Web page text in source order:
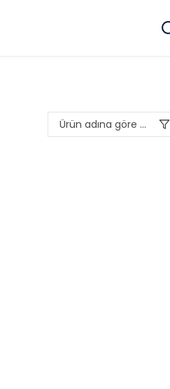
Ürün adına göre A-Z